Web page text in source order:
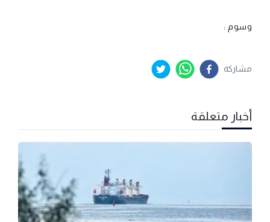
وسوم :
مشاركة
أخبار متعلقة